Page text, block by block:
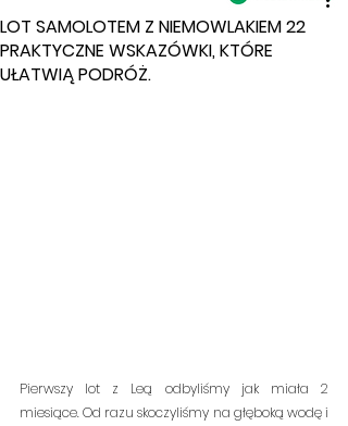
LOT SAMOLOTEM Z NIEMOWLAKIEM 22
PRAKTYCZNE WSKAZÓWKI, KTÓRE
UŁATWIĄ PODRÓŻ.
Pierwszy lot z Leą odbyliśmy jak miała 2
miesiące. Od razu skoczyliśmy na głęboką wodę i